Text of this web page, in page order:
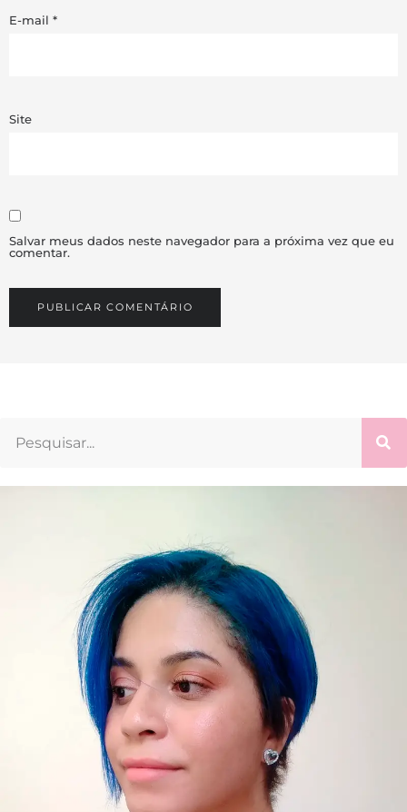
E-mail *
Site
Salvar meus dados neste navegador para a próxima vez que eu
comentar.